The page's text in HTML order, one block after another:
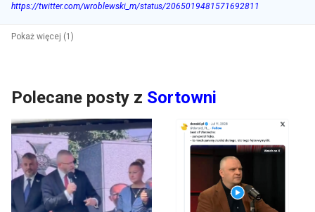
https://twitter.com/wroblewski_m/status/2065019481571692811
Pokaż więcej (1)
Polecane posty z Sortowni